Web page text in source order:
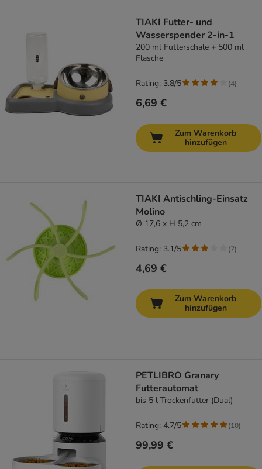
TIAKI Futter- und
Wasserspender 2-in-1
200 ml Futterschale + 500 ml
Flasche
6,69 €
Rating: 3.8/5 (4)
Zum Warenkorb
hinzufügen
TIAKI Antischling-Einsatz
Molino
Ø 17,6 x H 5,2 cm
4,69 €
Rating: 3.1/5 (7)
Zum Warenkorb
hinzufügen
PETLIBRO Granary
Futterautomat
bis 5 l Trockenfutter (Dual)
99,99 €
Rating: 4.7/5 (10)